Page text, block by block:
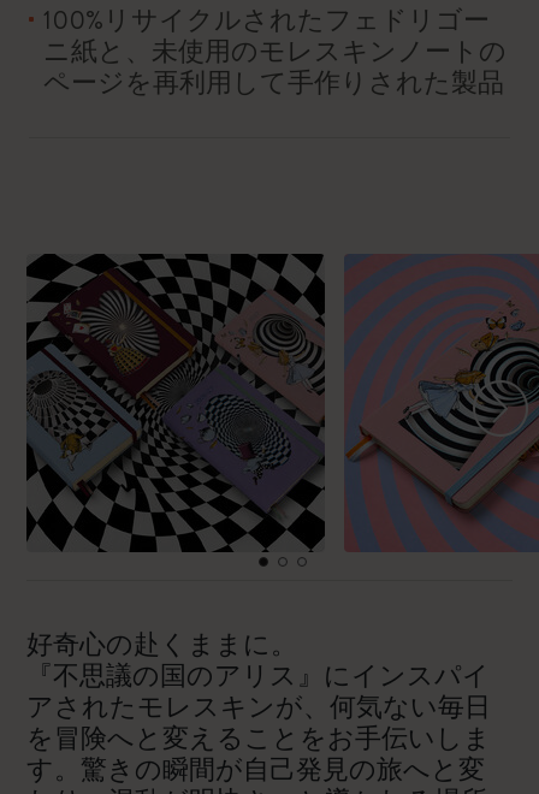
100%リサイクルされたフェドリゴー
ニ紙と、未使用のモレスキンノートの
ページを再利用して手作りされた製品
好奇心の赴くままに。
『不思議の国のアリス』にインスパイ
アされたモレスキンが、何気ない毎日
を冒険へと変えることをお手伝いしま
す。驚きの瞬間が自己発見の旅へと変